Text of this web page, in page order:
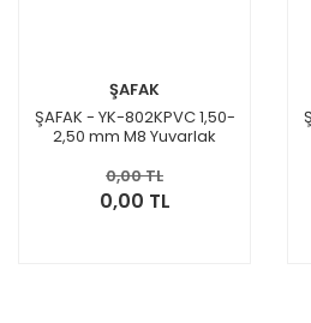
ŞAFAK
ŞAFAK - YK-802KPVC 1,50-
2,50 mm M8 Yuvarlak
0,00 TL
0,00 TL